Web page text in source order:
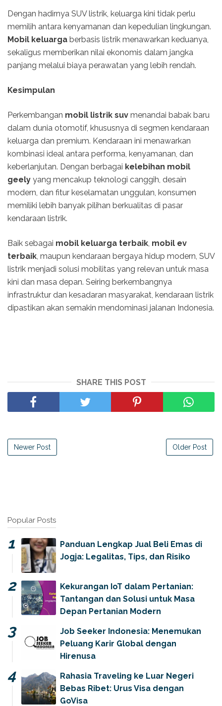
Dengan hadirnya SUV listrik, keluarga kini tidak perlu
memilih antara kenyamanan dan kepedulian lingkungan.
Mobil keluarga berbasis listrik menawarkan keduanya,
sekaligus memberikan nilai ekonomis dalam jangka
panjang melalui biaya perawatan yang lebih rendah.
Kesimpulan
Perkembangan mobil listrik suv menandai babak baru
dalam dunia otomotif, khususnya di segmen kendaraan
keluarga dan premium. Kendaraan ini menawarkan
kombinasi ideal antara performa, kenyamanan, dan
keberlanjutan. Dengan berbagai kelebihan mobil
geely yang mencakup teknologi canggih, desain
modern, dan fitur keselamatan unggulan, konsumen
memiliki lebih banyak pilihan berkualitas di pasar
kendaraan listrik.
Baik sebagai mobil keluarga terbaik, mobil ev
terbaik, maupun kendaraan bergaya hidup modern, SUV
listrik menjadi solusi mobilitas yang relevan untuk masa
kini dan masa depan. Seiring berkembangnya
infrastruktur dan kesadaran masyarakat, kendaraan listrik
dipastikan akan semakin mendominasi jalanan Indonesia.
SHARE THIS POST
Newer Post Older Post
Popular Posts
Panduan Lengkap Jual Beli Emas di
Jogja: Legalitas, Tips, dan Risiko
Kekurangan IoT dalam Pertanian:
Tantangan dan Solusi untuk Masa
Depan Pertanian Modern
Job Seeker Indonesia: Menemukan
Peluang Karir Global dengan
Hirenusa
Rahasia Traveling ke Luar Negeri
Bebas Ribet: Urus Visa dengan
GoVisa